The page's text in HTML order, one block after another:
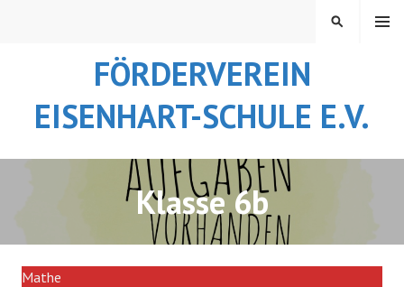
FÖRDERVEREIN
EISENHART-SCHULE E.V.
MENÜ
SUCHEN
Klasse 6b
Mathe